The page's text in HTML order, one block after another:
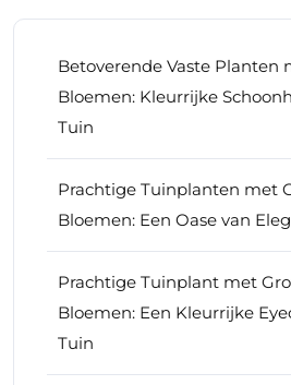
Betoverende Vaste Planten
Bloemen: Kleurrijke
Tuin
Prachtige Tuinplanten met
Bloemen: Een Oase van
Prachtige Tuinplant met
Bloemen: Een Kleurrijke
Tuin